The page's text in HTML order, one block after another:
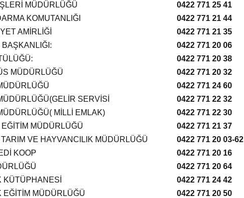
MÜDÜRLÜĞÜ
0422 771 25 41
KOMUTANLIĞI
0422 771 21 44
AMİRLİĞİ
0422 771 21 35
0422 771 20 06
0422 771 20 38
MÜDÜRLÜĞÜ
0422 771 20 32
0422 771 24 60
SERVİSİ
0422 771 22 32
MİLLİ EMLAK)
0422 771 22 30
MÜDÜRLÜĞÜ
0422 771 21 37
VE HAYVANCILIK MÜDÜRLÜĞÜ
0422 771 20 03-62
KOOP
0422 771 20 16
0422 771 20 64
KÜTÜPHANESİ
0422 771 24 42
MÜDÜRLÜĞÜ
0422 771 20 50